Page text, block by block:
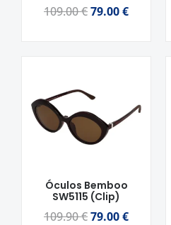
109.00€79.00€
Óculos Bemboo
SW5115 (Clip)
109.90€
original
era:
109.90 €.
79.00€
atual